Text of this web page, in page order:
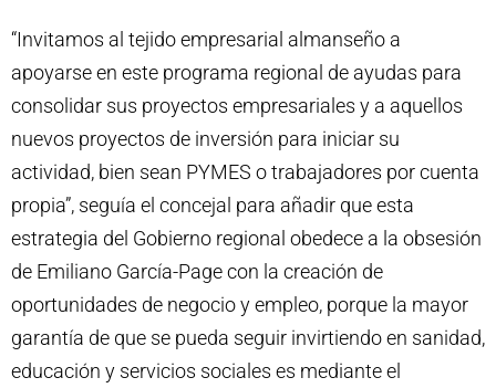
“Invitamos al tejido empresarial almanseño a
apoyarse en este programa regional de ayudas para
consolidar sus proyectos empresariales y a aquellos
nuevos proyectos de inversión para iniciar su
actividad, bien sean PYMES o trabajadores por cuenta
propia”, seguía el concejal para añadir que esta
estrategia del Gobierno regional obedece a la obsesión
de Emiliano García-Page con la creación de
oportunidades de negocio y empleo, porque la mayor
garantía de que se pueda seguir invirtiendo en sanidad,
educación y servicios sociales es mediante el